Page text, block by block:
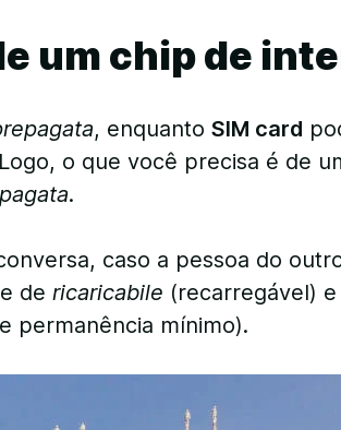
um chip de
, enquantoSIM card
o que você precisa é de
.
caso a pessoa do
dericaricabile (recarregável)
permanência mínimo).